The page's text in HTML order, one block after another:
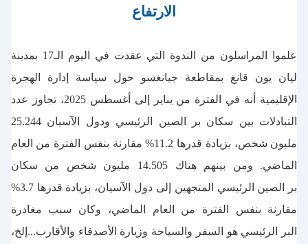
الارتفاع
علموا المراسلون من الندوة التي عقدت في اليوم الـ17 بمدينة
ليان يون قانغ بمقاطعة جيانغسو حول سياسة إدارة الهجرة
الإقليمية أنه في الفترة من يناير إلى أغسطس 2025، تجاوز عدد
التبادلات بين سكان بر الصين الرئيسي ودول الآسيان 25.244
مليون شخص، بزيادة قدرها 11.2% مقارنة بنفس الفترة من العام
الماضي. ومن بينهم هناك 14.505 مليون شخص من سكان
بر الصين الرئيسي المتجهين إلى دول الآسيان، بزيادة قدرها 3.7%
مقارنة بنفس الفترة من العام الماضي، وكان سبب مغادرة
البر الرئيسي هو السفر والسياحة وزيارة الأصدقاء والأقارب...إلخ،